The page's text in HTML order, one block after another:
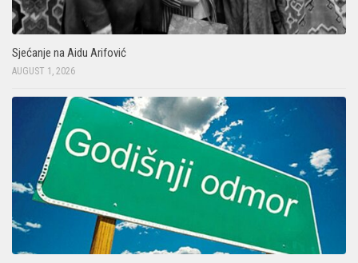
Sjećanje na Aidu Arifović
AUGUST 1, 2026